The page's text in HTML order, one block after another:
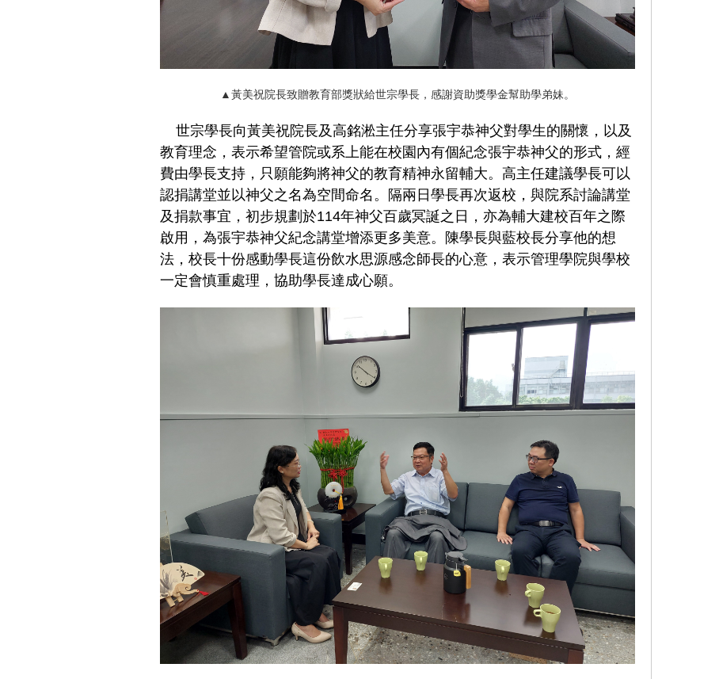
▲黃美祝院長致贈教育部獎狀給世宗學長，感謝資助獎學金幫助學弟妹。
世宗學長向黃美祝院長及高銘淞主任分享張宇恭神父對學生的關懷，以及
教育理念，表示希望管院或系上能在校園內有個紀念張宇恭神父的形式，經
費由學長支持，只願能夠將神父的教育精神永留輔大。高主任建議學長可以
認捐講堂並以神父之名為空間命名。隔兩日學長再次返校，與院系討論講堂
及捐款事宜，初步規劃於114年神父百歲冥誕之日，亦為輔大建校百年之際
啟用，為張宇恭神父紀念講堂增添更多美意。陳學長與藍校長分享他的想
法，校長十份感動學長這份飲水思源感念師長的心意，表示管理學院與學校
一定會慎重處理，協助學長達成心願。